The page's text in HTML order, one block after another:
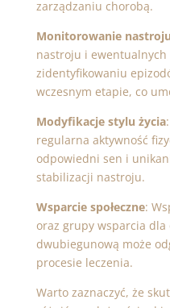
zarządzaniu chorobą.
Monitorowanie nastroju
nastroju i
zidentyfikowaniu
wczesnym etapie, co
Modyfikacje stylu życia
regularna aktywność
odpowiedni sen i
stabilizacji nastroju.
Wsparcie społeczne:
oraz grupy wsparcia dla
dwubiegunową może
procesie leczenia.
Warto zaznaczyć, że